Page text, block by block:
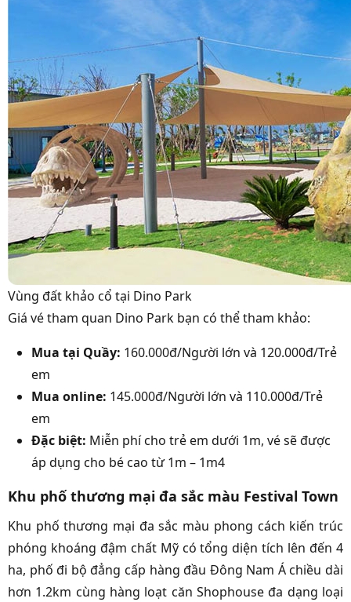
Vùng đất khảo cổ tại Dino Park
Giá vé tham quan Dino Park bạn có thể tham khảo:
Mua tại Quầy: 160.000đ/Người lớn và 120.000đ/Trẻ
em
Mua online: 145.000đ/Người lớn và 110.000đ/Trẻ
em
Đặc biệt: Miễn phí cho trẻ em dưới 1m, vé sẽ được
áp dụng cho bé cao từ 1m – 1m4
Khu phố thương mại đa sắc màu Festival Town
Khu phố thương mại đa sắc màu phong cách kiến trúc
phóng khoáng đậm chất Mỹ có tổng diện tích lên đến 4
ha, phố đi bộ đẳng cấp hàng đầu Đông Nam Á chiều dài
hơn 1.2km cùng hàng loạt căn Shophouse đa dạng loại